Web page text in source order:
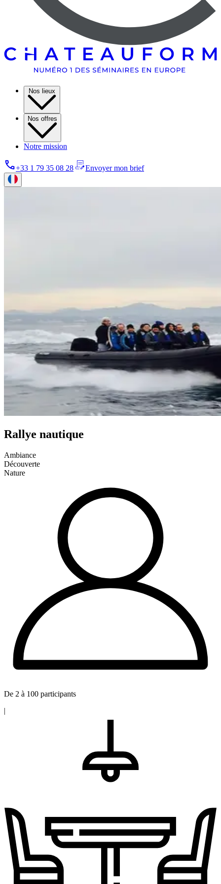
Nos lieux
Nos offres
Notre mission
+33 1 79 35 08 28 Envoyer mon brief
Rallye nautique
Ambiance
Découverte
Nature
De 2 à 100 participants
|